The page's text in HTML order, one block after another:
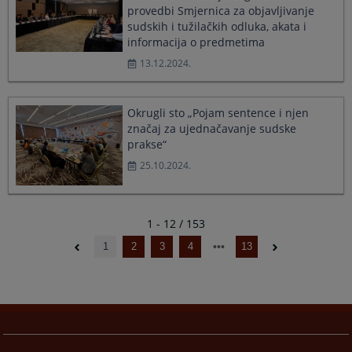
provedbi Smjernica za objavljivanje
sudskih i tužilačkih odluka, akata i
informacija o predmetima
13.12.2024.
Okrugli sto „Pojam sentence i njen
značaj za ujednačavanje sudske
prakse“
25.10.2024.
1 - 12 / 153
1 2 3 4 13